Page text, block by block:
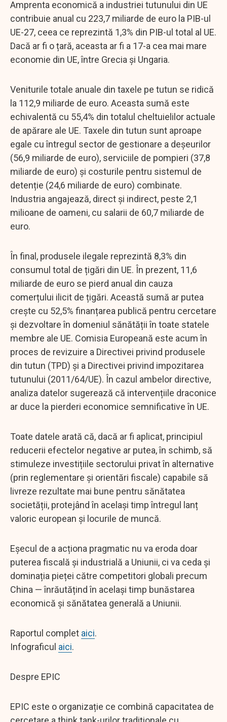
Amprenta economică a industriei tutunului din UE
contribuie anual cu 223,7 miliarde de euro la PIB-ul
UE-27, ceea ce reprezintă 1,3% din PIB-ul total al UE.
Dacă ar fi o țară, aceasta ar fi a 17-a cea mai mare
economie din UE, între Grecia și Ungaria.
Veniturile totale anuale din taxele pe tutun se ridică
la 112,9 miliarde de euro. Aceasta sumă este
echivalentă cu 55,4% din totalul cheltuielilor actuale
de apărare ale UE. Taxele din tutun sunt aproape
egale cu întregul sector de gestionare a deșeurilor
(56,9 miliarde de euro), serviciile de pompieri (37,8
miliarde de euro) și costurile pentru sistemul de
detenție (24,6 miliarde de euro) combinate.
Industria angajează, direct și indirect, peste 2,1
milioane de oameni, cu salarii de 60,7 miliarde de
euro.
În final, produsele ilegale reprezintă 8,3% din
consumul total de țigări din UE. În prezent, 11,6
miliarde de euro se pierd anual din cauza
comerțului ilicit de țigări. Această sumă ar putea
crește cu 52,5% finanțarea publică pentru cercetare
și dezvoltare în domeniul sănătății în toate statele
membre ale UE. Comisia Europeană este acum în
proces de revizuire a Directivei privind produsele
din tutun (TPD) și a Directivei privind impozitarea
tutunului (2011/64/UE). În cazul ambelor directive,
analiza datelor sugerează că intervențiile draconice
ar duce la pierderi economice semnificative în UE.
Toate datele arată că, dacă ar fi aplicat, principiul
reducerii efectelor negative ar putea, în schimb, să
stimuleze investițiile sectorului privat în alternative
(prin reglementare și orientări fiscale) capabile să
livreze rezultate mai bune pentru sănătatea
societății, protejând în același timp întregul lanț
valoric european și locurile de muncă.
Eșecul de a acționa pragmatic nu va eroda doar
puterea fiscală și industrială a Uniunii, ci va ceda și
dominația pieței către competitori globali precum
China — înrăutățind în același timp bunăstarea
economică și sănătatea generală a Uniunii.
Raportul complet aici.
Infograficul aici.
Despre EPIC
EPIC este o organizație ce combină capacitatea de